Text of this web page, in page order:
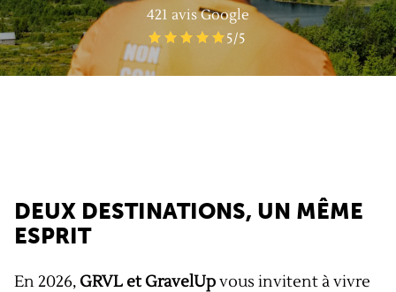
421 avis Google
5/5
DEUX DESTINATIONS, UN MÊME
ESPRIT
En 2026, GRVL et GravelUpvous invitent à vivre